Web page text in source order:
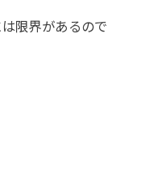
限界があるので